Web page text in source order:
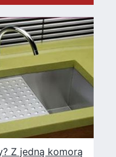
Z jedną komorą